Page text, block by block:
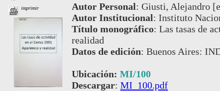
imprimir Autor Personal: Giusti, Alejandro
Autor Institucional: Instituto
Título monográfico: Las tasas de
realidad
Datos de edición: Buenos Aires:
Ubicación: MI/100
Descargar: MI_100.pdf